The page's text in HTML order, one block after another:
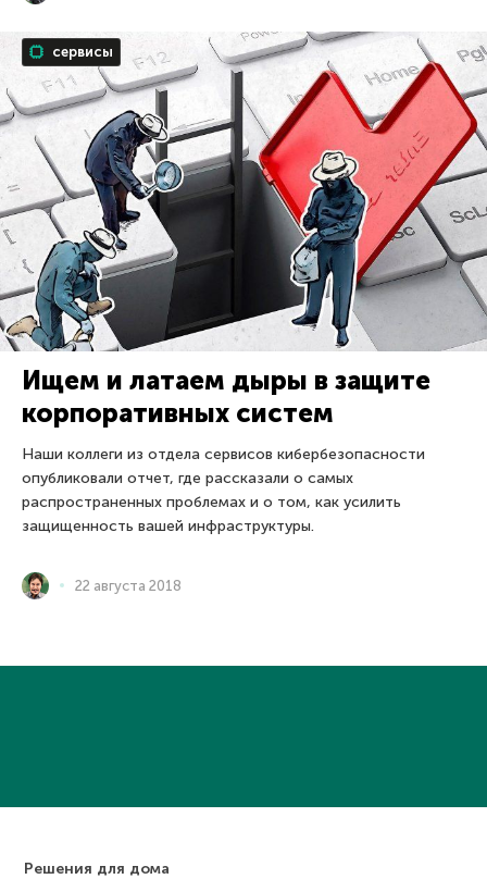
сервисы
Ищем и латаем дыры в защите
корпоративных систем
Наши коллеги из отдела сервисов кибербезопасности
опубликовали отчет, где рассказали о самых
распространенных проблемах и о том, как усилить
защищенность вашей инфраструктуры.
22 августа 2018
Решения для дома